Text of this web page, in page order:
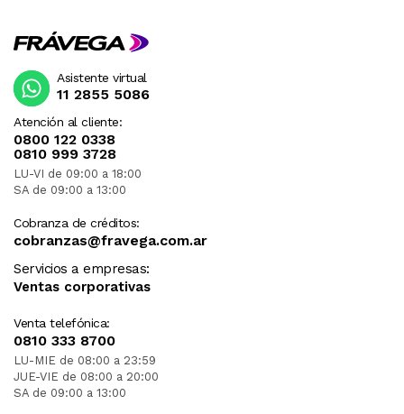
Atención al cliente:
0800 122 0338
0810 999 3728
LU-VI de 09:00 a 18:00
SA de 09:00 a 13:00
Cobranza de créditos:
cobranzas@fravega.com.ar
Servicios a empresas:
Ventas corporativas
Venta telefónica:
0810 333 8700
LU-MIE de 08:00 a 23:59
JUE-VIE de 08:00 a 20:00
SA de 09:00 a 13:00
Asistente virtual
11 2855 5086